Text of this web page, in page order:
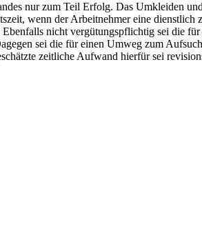
nur zum Teil Erfolg. Das Umkleiden
wenn der Arbeitnehmer eine
nicht vergütungspflichtig sei die
sei die für einen Umweg zum
zeitliche Aufwand hierfür sei